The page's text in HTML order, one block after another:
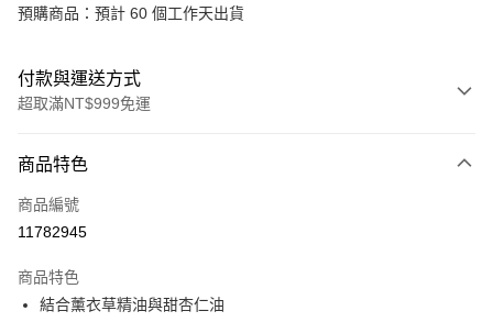
預購商品：預計 60 個工作天出貨
付款與運送方式
超取滿NT$999免運
信用卡一次付款
超商取貨付款
Apple Pay
商品特色
商品編號
11782945
商品特色
結合薰衣草精油與甜杏仁油